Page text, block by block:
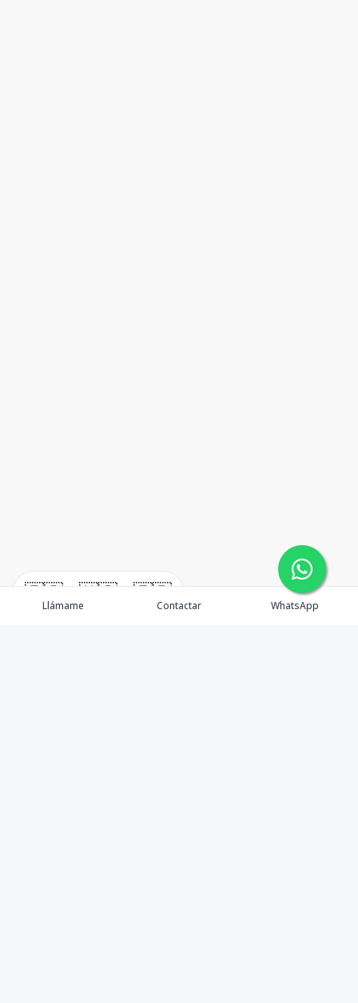
🇪🇸 🇺🇸 🇫🇷
Llámame Contactar WhatsApp